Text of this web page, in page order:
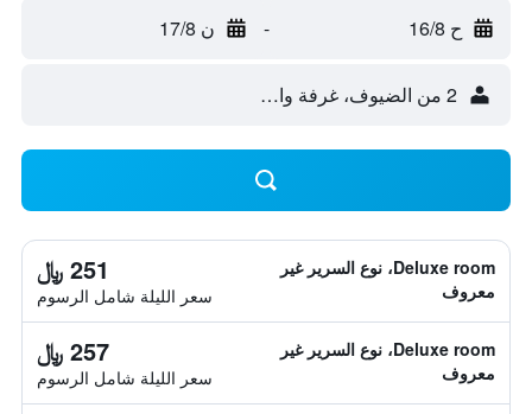
ح 16/8 - ن 17/8
2 من الضيوف، غرفة واحدة
Deluxe room، نوع السرير غير
معروف
251 ﷼
سعر الليلة شامل الرسوم
Deluxe room، نوع السرير غير
معروف
257 ﷼
سعر الليلة شامل الرسوم